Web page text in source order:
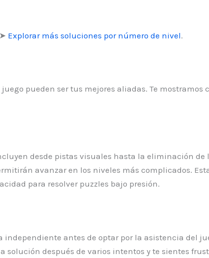
Explorar más soluciones por número de nivel.
pueden ser tus mejores aliadas. Te mostramos
desde pistas visuales hasta la eliminación de
avanzar en los niveles más complicados.
para resolver puzzles bajo presión.
antes de optar por la asistencia del
después de varios intentos y te sientes